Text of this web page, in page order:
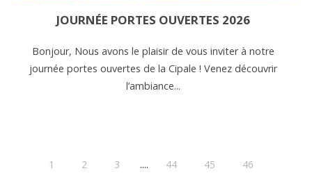
JOURNÉE PORTES OUVERTES 2026
Bonjour, Nous avons le plaisir de vous inviter à notre
journée portes ouvertes de la Cipale ! Venez découvrir
l’ambiance...
1 2 3 .... 44 45 46